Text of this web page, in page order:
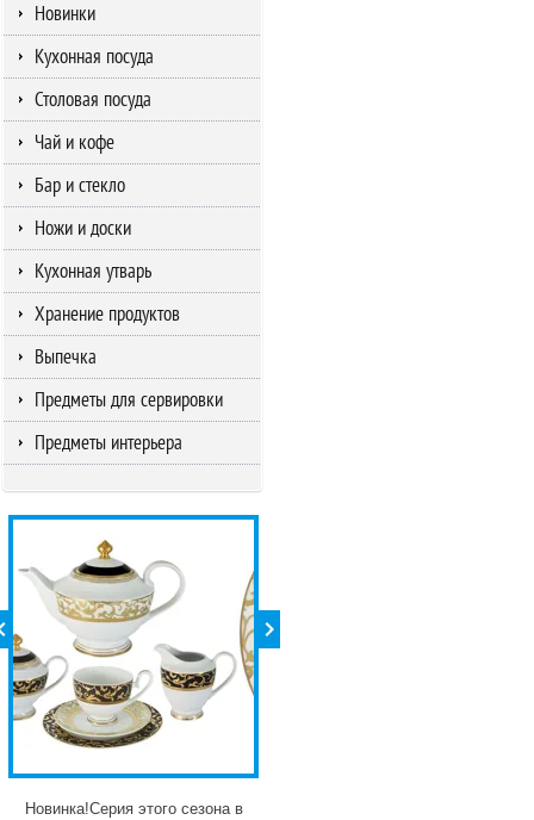
Новинки
Кухонная посуда
Столовая посуда
Чай и кофе
Бар и стекло
Ножи и доски
Кухонная утварь
Хранение продуктов
Выпечка
Предметы для сервировки
Предметы интерьера
Новинка!Серия этого сезона в